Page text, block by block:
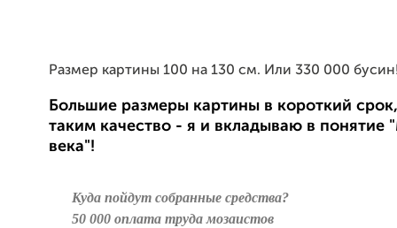
Размер картины 100 на 130 см. Или 330 000
Большие размеры картины в короткий
таким качество - я и вкладываю в понятие
века"!
Куда пойдут собранные средства?
50 000 оплата труда мозаистов